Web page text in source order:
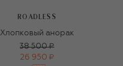
ROADLESS
Хлопковый анорак
38 500 ₽
26 950 ₽